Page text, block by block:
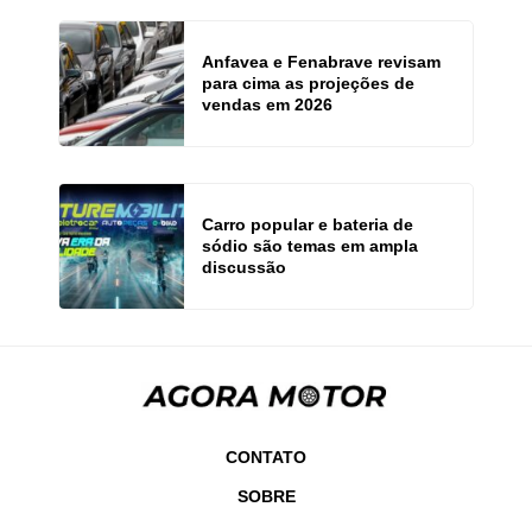
Anfavea e Fenabrave revisam
para cima as projeções de
vendas em 2026
Carro popular e bateria de
sódio são temas em ampla
discussão
CONTATO
SOBRE